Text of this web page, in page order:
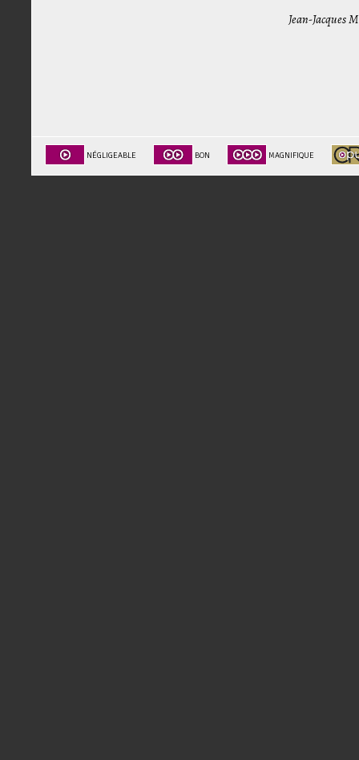
Jean-Jacques
NÉGLIGEABLE BON MAGNIFIQUE